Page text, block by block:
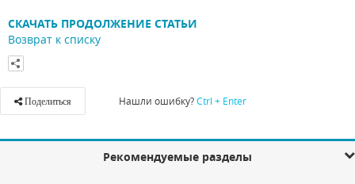
СКАЧАТЬ ПРОДОЛЖЕНИЕ СТАТЬИ
Возврат к списку
Поделиться Нашли ошибку?Ctrl + Enter
Рекомендуемые разделы